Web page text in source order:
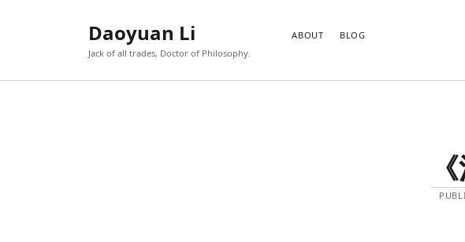
Daoyuan Li
Jack of all trades, Doctor of Philosophy.
ABOUT BLOG